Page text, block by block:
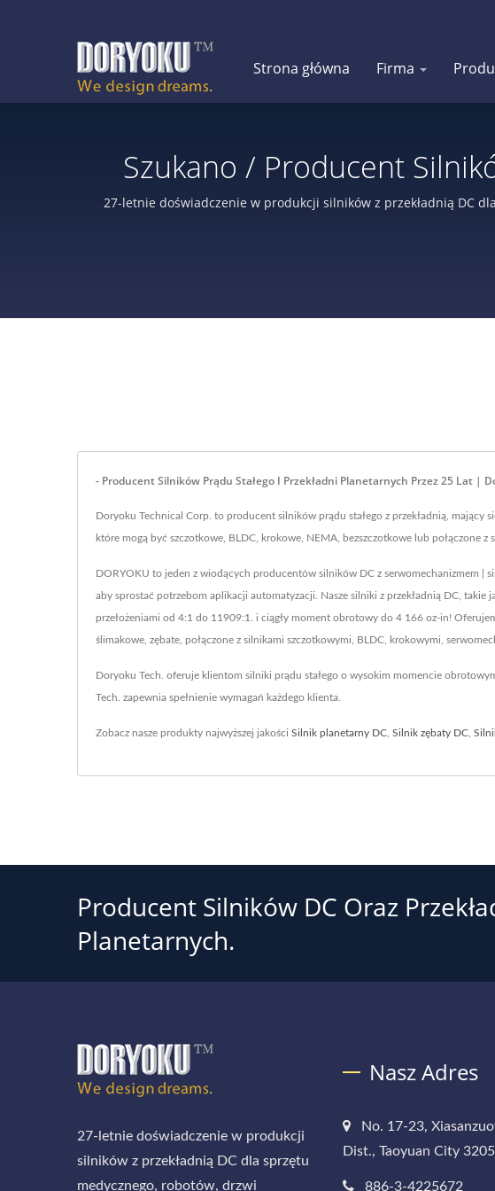
Strona główna Firma
Szukano / Producent
Od 25 Lat
27-letnie doświadczenie w produkcji silników z przekładnią DC
- Producent Silników Prądu Stałego I Przekładni Planetarnych Przez 25 Lat |
Doryoku Technical Corp. to producent silników prądu stałego z przekładnią,
które mogą być szczotkowe, BLDC, krokowe, NEMA, bezszczotkowe lub połączone z
DORYOKU to jeden z wiodących producentów silników DC z serwomechanizmem |
aby sprostać potrzebom aplikacji automatyzacji. Nasze silniki z przekładnią DC,
przełożeniami od 4:1 do 11909:1. i ciągły moment obrotowy do 4 166 oz-in!
ślimakowe, zębate, połączone z silnikami szczotkowymi, BLDC, krokowymi,
Doryoku Tech. oferuje klientom silniki prądu stałego o wysokim momencie
Tech. zapewnia spełnienie wymagań każdego klienta.
Zobacz nasze produkty najwyższej jakości Silnik planetarny DC Silnik zębaty DC
Producent Silników DC Oraz
Planetarnych.
27-letnie doświadczenie w produkcji
silników z przekładnią DC dla sprzętu
medycznego, robotów, drzwi
Nasz Adres
No. 17-23,
Dist., Taoyuan City
886-3-4225672